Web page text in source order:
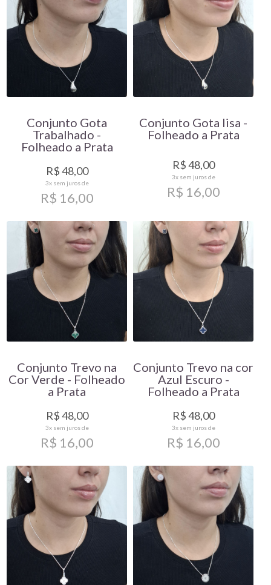
Conjunto Gota
Trabalhado -
Folheado a Prata
R$ 48,00
3xsem juros de
R$ 16,00
Conjunto Gota lisa -
Folheado a Prata
R$ 48,00
3xsem juros de
R$ 16,00
Conjunto Trevo na
Cor Verde - Folheado
a Prata
R$ 48,00
3xsem juros de
R$ 16,00
Conjunto Trevo na cor
Azul Escuro -
Folheado a Prata
R$ 48,00
3xsem juros de
R$ 16,00